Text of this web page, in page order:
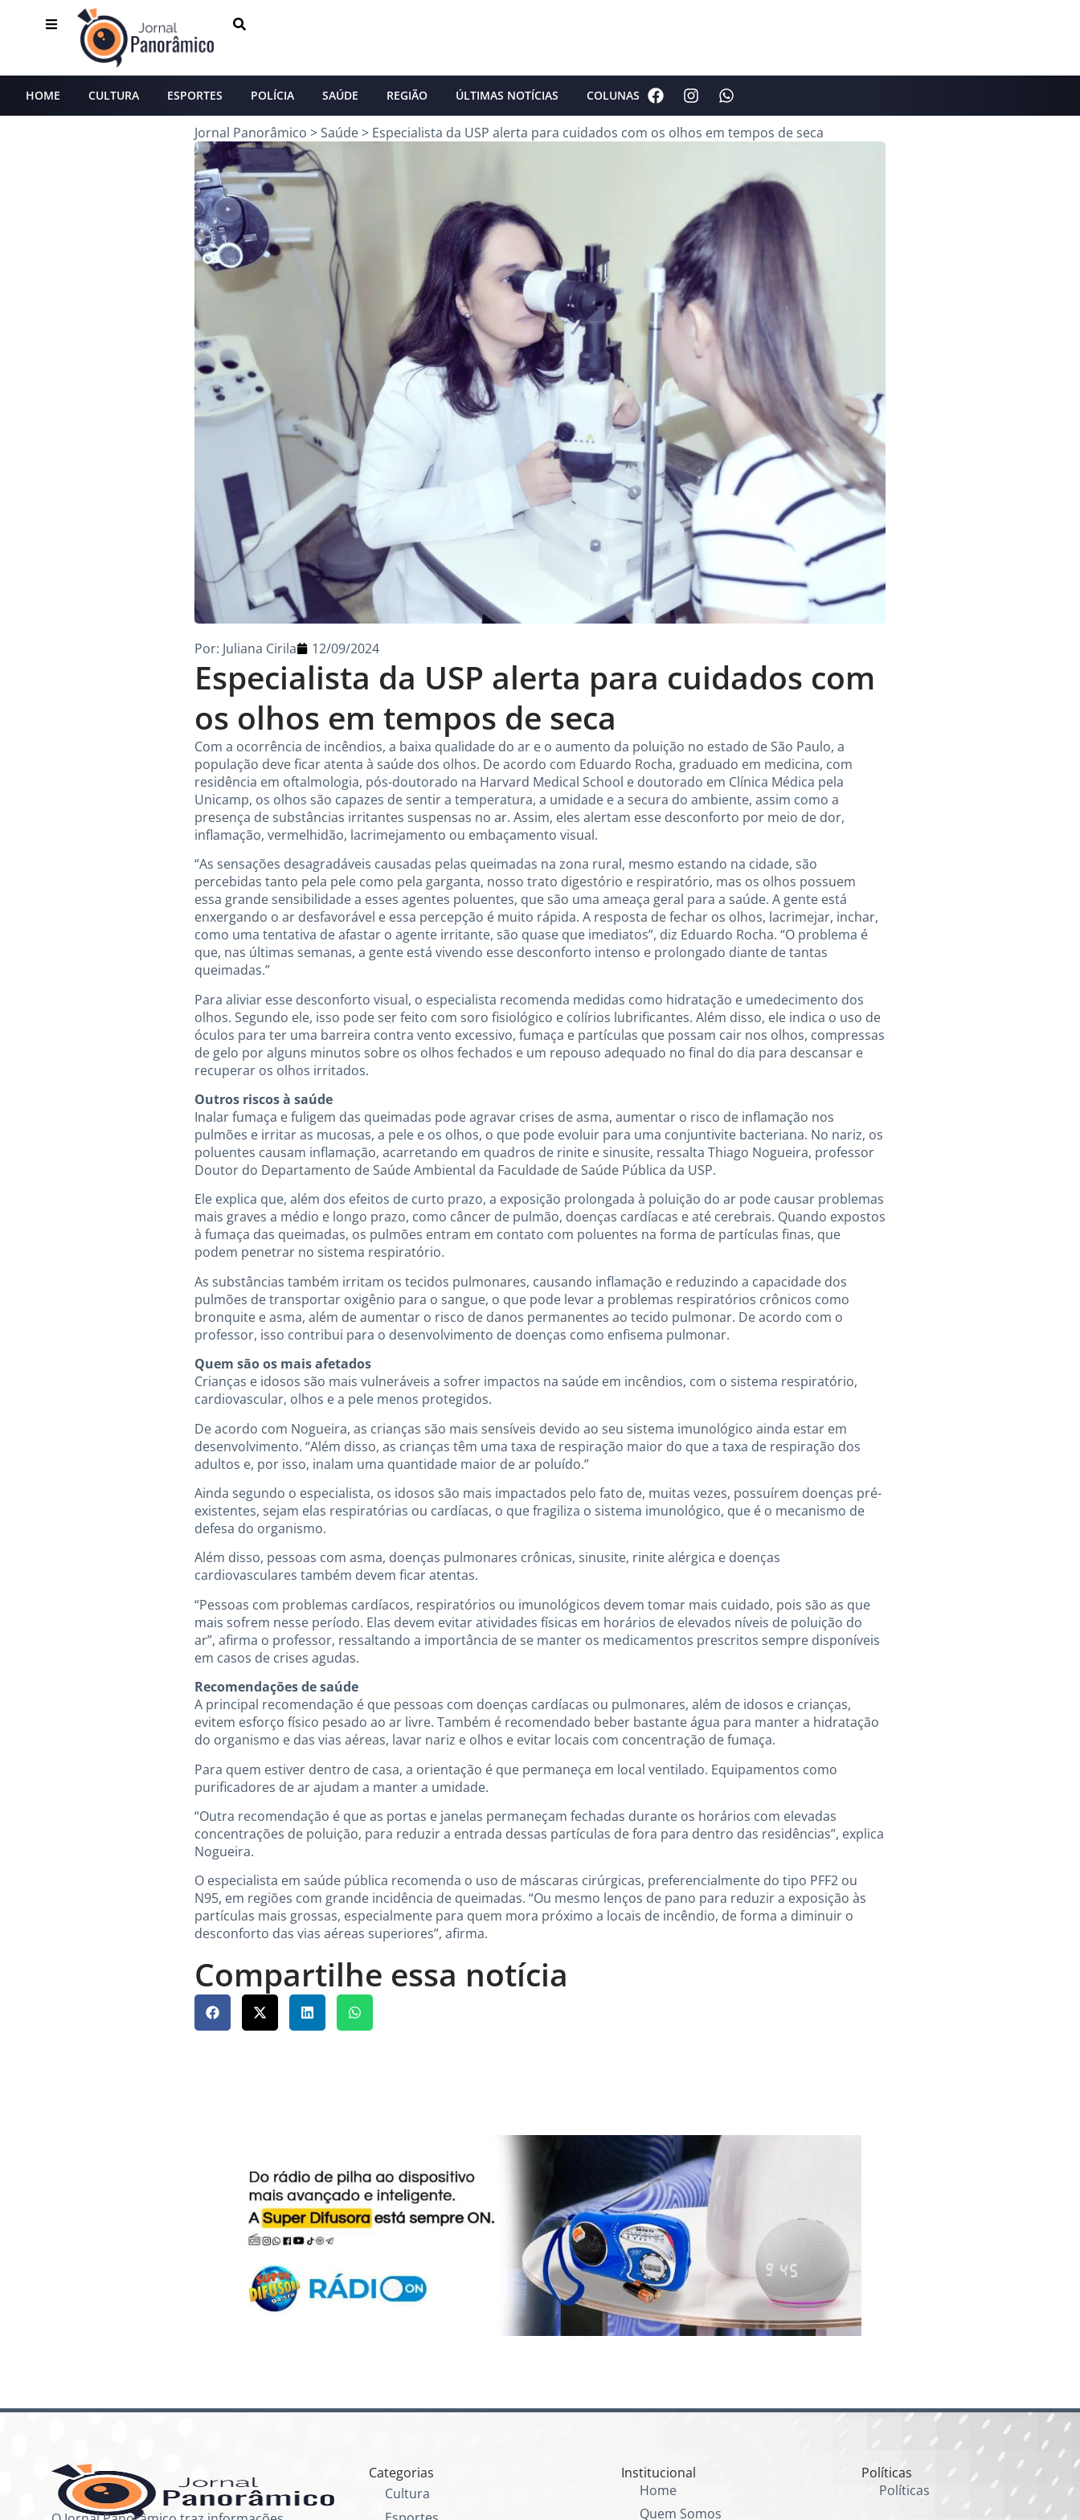
HOME CULTURA ESPORTES POLÍCIA SAÚDE REGIÃO ÚLTIMAS NOTÍCIAS COLUNAS
Jornal Panorâmico >Saúde> Especialista da USP alerta para cuidados com os olhos em tempos de seca
Especialista da USP alerta para cuidados com
os olhos em tempos de seca
Por: Juliana Cirila 12/09/2024
Com a ocorrência de incêndios, a baixa qualidade do ar e o aumento da poluição no estado de São Paulo, a
população deve ficar atenta à saúde dos olhos. De acordo com Eduardo Rocha, graduado em medicina, com
residência em oftalmologia, pós-doutorado na Harvard Medical School e doutorado em Clínica Médica pela
Unicamp, os olhos são capazes de sentir a temperatura, a umidade e a secura do ambiente, assim como a
presença de substâncias irritantes suspensas no ar. Assim, eles alertam esse desconforto por meio de dor,
inflamação, vermelhidão, lacrimejamento ou embaçamento visual.
“As sensações desagradáveis causadas pelas queimadas na zona rural, mesmo estando na cidade, são
percebidas tanto pela pele como pela garganta, nosso trato digestório e respiratório, mas os olhos possuem
essa grande sensibilidade a esses agentes poluentes, que são uma ameaça geral para a saúde. A gente está
enxergando o ar desfavorável e essa percepção é muito rápida. A resposta de fechar os olhos, lacrimejar, inchar,
como uma tentativa de afastar o agente irritante, são quase que imediatos”, diz Eduardo Rocha. “O problema é
que, nas últimas semanas, a gente está vivendo esse desconforto intenso e prolongado diante de tantas
queimadas.”
Para aliviar esse desconforto visual, o especialista recomenda medidas como hidratação e umedecimento dos
olhos. Segundo ele, isso pode ser feito com soro fisiológico e colírios lubrificantes. Além disso, ele indica o uso de
óculos para ter uma barreira contra vento excessivo, fumaça e partículas que possam cair nos olhos, compressas
de gelo por alguns minutos sobre os olhos fechados e um repouso adequado no final do dia para descansar e
recuperar os olhos irritados.
Outros riscos à saúde
Inalar fumaça e fuligem das queimadas pode agravar crises de asma, aumentar o risco de inflamação nos
pulmões e irritar as mucosas, a pele e os olhos, o que pode evoluir para uma conjuntivite bacteriana. No nariz, os
poluentes causam inflamação, acarretando em quadros de rinite e sinusite, ressalta Thiago Nogueira, professor
Doutor do Departamento de Saúde Ambiental da Faculdade de Saúde Pública da USP.
Ele explica que, além dos efeitos de curto prazo, a exposição prolongada à poluição do ar pode causar problemas
mais graves a médio e longo prazo, como câncer de pulmão, doenças cardíacas e até cerebrais. Quando expostos
à fumaça das queimadas, os pulmões entram em contato com poluentes na forma de partículas finas, que
podem penetrar no sistema respiratório.
As substâncias também irritam os tecidos pulmonares, causando inflamação e reduzindo a capacidade dos
pulmões de transportar oxigênio para o sangue, o que pode levar a problemas respiratórios crônicos como
bronquite e asma, além de aumentar o risco de danos permanentes ao tecido pulmonar. De acordo com o
professor, isso contribui para o desenvolvimento de doenças como enfisema pulmonar.
Quem são os mais afetados
Crianças e idosos são mais vulneráveis a sofrer impactos na saúde em incêndios, com o sistema respiratório,
cardiovascular, olhos e a pele menos protegidos.
De acordo com Nogueira, as crianças são mais sensíveis devido ao seu sistema imunológico ainda estar em
desenvolvimento. “Além disso, as crianças têm uma taxa de respiração maior do que a taxa de respiração dos
adultos e, por isso, inalam uma quantidade maior de ar poluído.”
Ainda segundo o especialista, os idosos são mais impactados pelo fato de, muitas vezes, possuírem doenças pré-
existentes, sejam elas respiratórias ou cardíacas, o que fragiliza o sistema imunológico, que é o mecanismo de
defesa do organismo.
Além disso, pessoas com asma, doenças pulmonares crônicas, sinusite, rinite alérgica e doenças
cardiovasculares também devem ficar atentas.
“Pessoas com problemas cardíacos, respiratórios ou imunológicos devem tomar mais cuidado, pois são as que
mais sofrem nesse período. Elas devem evitar atividades físicas em horários de elevados níveis de poluição do
ar”, afirma o professor, ressaltando a importância de se manter os medicamentos prescritos sempre disponíveis
em casos de crises agudas.
Recomendações de saúde
A principal recomendação é que pessoas com doenças cardíacas ou pulmonares, além de idosos e crianças,
evitem esforço físico pesado ao ar livre. Também é recomendado beber bastante água para manter a hidratação
do organismo e das vias aéreas, lavar nariz e olhos e evitar locais com concentração de fumaça.
Para quem estiver dentro de casa, a orientação é que permaneça em local ventilado. Equipamentos como
purificadores de ar ajudam a manter a umidade.
“Outra recomendação é que as portas e janelas permaneçam fechadas durante os horários com elevadas
concentrações de poluição, para reduzir a entrada dessas partículas de fora para dentro das residências”, explica
Nogueira.
O especialista em saúde pública recomenda o uso de máscaras cirúrgicas, preferencialmente do tipo PFF2 ou
N95, em regiões com grande incidência de queimadas. “Ou mesmo lenços de pano para reduzir a exposição às
partículas mais grossas, especialmente para quem mora próximo a locais de incêndio, de forma a diminuir o
desconforto das vias aéreas superiores”, afirma.
Compartilhe essa notícia
Categorias
Cultura
Institucional
Home
Quem Somos
Políticas
Políticas